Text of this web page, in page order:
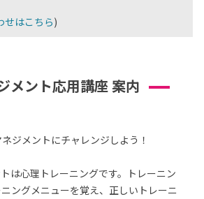
せはこちら)
メント応用講座 案内
ジメントにチャレンジしよう！
は心理トレーニングです。トレーニン
ングメニューを覚え、正しいトレーニ